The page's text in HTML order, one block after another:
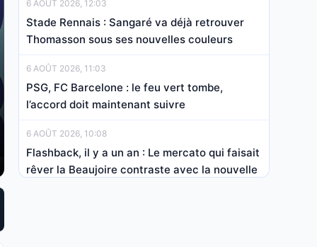
6 AOÛT 2026, 12:03
Stade Rennais : Sangaré va déjà retrouver
Thomasson sous ses nouvelles couleurs
6 AOÛT 2026, 11:03
PSG, FC Barcelone : le feu vert tombe,
l’accord doit maintenant suivre
6 AOÛT 2026, 10:08
Flashback, il y a un an : Le mercato qui faisait
rêver la Beaujoire contraste avec la nouvelle